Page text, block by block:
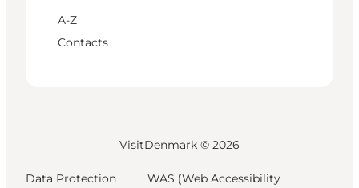
A-Z
Contacts
VisitDenmark © 2026
Data Protection
WAS (Web Accessibility